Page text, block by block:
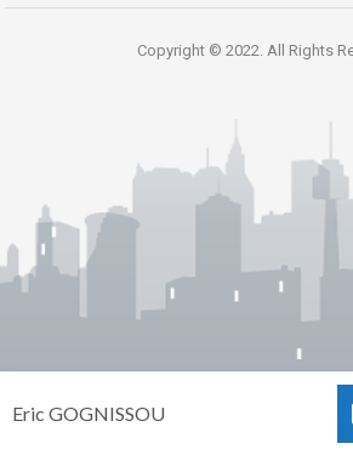
Copyright © 2022. All Rights
Eric GOGNISSOU